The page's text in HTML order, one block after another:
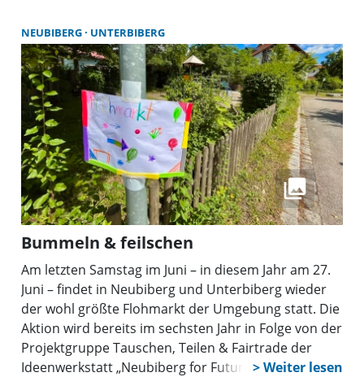
Veranstaltung für viele zu einem unvergesslichen
Erlebnis.
NEUBIBERG UNTERBIBERG
Bummeln & feilschen
Am letzten Samstag im Juni – in diesem Jahr am 27.
Juni – findet in Neubiberg und Unterbiberg wieder
der wohl größte Flohmarkt der Umgebung statt. Die
Aktion wird bereits im sechsten Jahr in Folge von der
Projektgruppe Tauschen, Teilen & Fairtrade der
Ideenwerkstatt „Neubiberg for Future” organisiert.